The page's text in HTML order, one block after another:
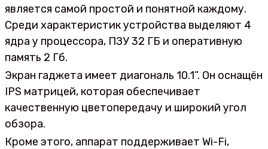
является самой простой и понятной каждому.
Среди характеристик устройства выделяют 4
ядра у процессора, ПЗУ 32 ГБ и оперативную
память 2 Гб.
Экран гаджета имеет диагональ 10.1”. Он оснащён
IPS матрицей, которая обеспечивает
качественную цветопередачу и широкий угол
обзора.
Кроме этого, аппарат поддерживает Wi-Fi,